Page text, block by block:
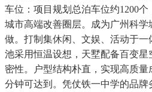
车位：项目规划总泊车位约1200个
城市高端改善圈层。成为广州科
做。打制集休闲、文娱、活动于
池采用恒温设想，天墅配备百变
密性。户型结构朴直，实现高质量
分钟可达到。凭仗铁一中学的品